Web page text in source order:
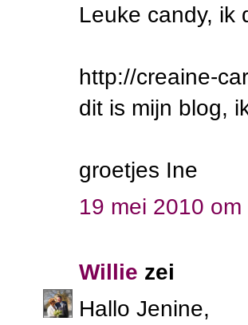
Leuke candy, ik
http://creaine-
dit is mijn blog,
groetjes Ine
19 mei 2010 om
Willie zei
Hallo Jenine,